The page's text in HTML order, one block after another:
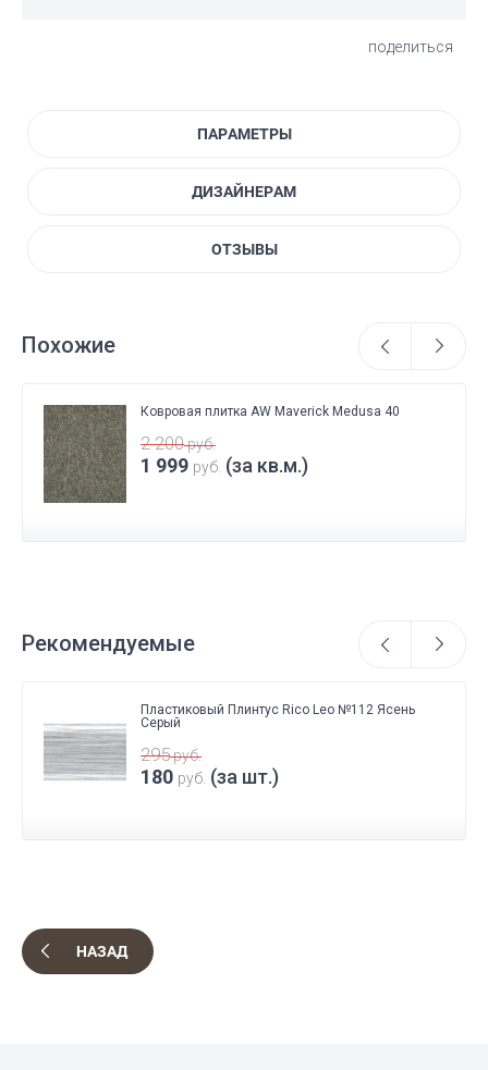
поделиться
ПАРАМЕТРЫ
ДИЗАЙНЕРАМ
ОТЗЫВЫ
Похожие
Ковровая плитка AW Maverick Medusa 40
2 200руб.
1 999 руб. (за кв.м.)
Рекомендуемые
Пластиковый Плинтус Rico Leo №112 Ясень
Серый
295руб.
180 руб. (за шт.)
НАЗАД